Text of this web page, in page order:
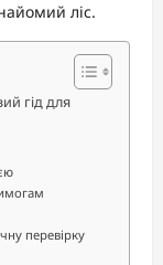
ліс.
гід для
перевірку